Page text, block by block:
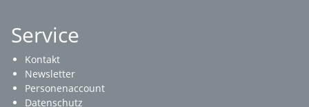
Service
Kontakt
Newsletter
Personenaccount
Datenschutz